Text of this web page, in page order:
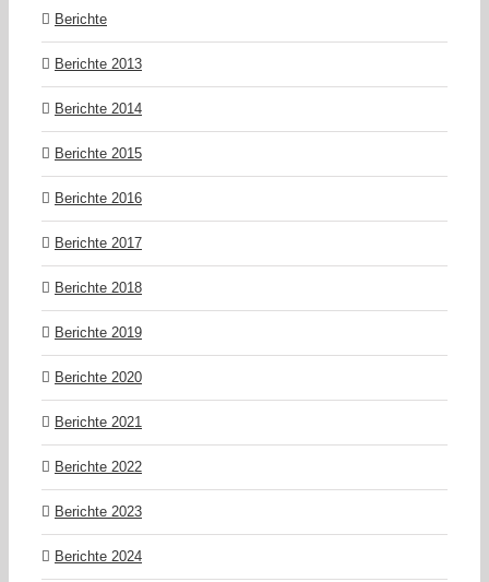
Berichte
Berichte 2013
Berichte 2014
Berichte 2015
Berichte 2016
Berichte 2017
Berichte 2018
Berichte 2019
Berichte 2020
Berichte 2021
Berichte 2022
Berichte 2023
Berichte 2024